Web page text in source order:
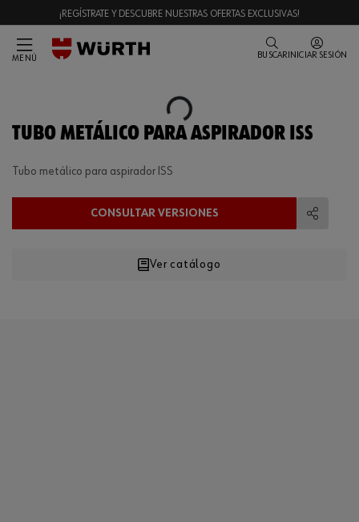
¡REGÍSTRATE Y DESCUBRE NUESTRAS OFERTAS EXCLUSIVAS!
MENÚ BUSCAR INICIAR SESIÓN
Loading...
TUBO METÁLICO PARA ASPIRADOR ISS
Tubo metálico para aspirador ISS
CONSULTAR VERSIONES
Ver catálogo